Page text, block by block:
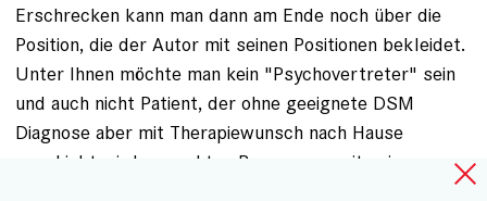
Erschrecken kann man dann am Ende noch über die
Position, die der Autor mit seinen Positionen bekleidet.
Unter Ihnen möchte man kein "Psychovertreter" sein
und auch nicht Patient, der ohne geeignete DSM
Diagnose aber mit Therapiewunsch nach Hause
geschickt wird zur echten Begegnung mit seinen